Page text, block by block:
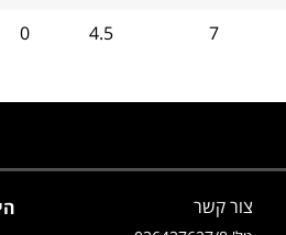
7
4.5
0
צור קשר